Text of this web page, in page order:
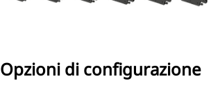
blocco per verificare che lo
saldamente per ridurre il rischio di
caduta o oscillazione dello
Opzioni di configurazione